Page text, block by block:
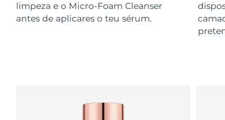
limpeza e o Micro-Foam Cleanser
antes de aplicares o teu sérum.